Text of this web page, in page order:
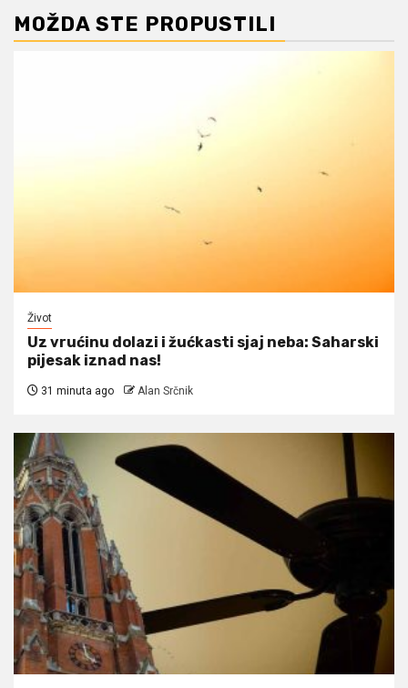
MOŽDA STE PROPUSTILI
Život
Uz vrućinu dolazi i žućkasti sjaj neba: Saharski
pijesak iznad nas!
31 minuta ago Alan Srčnik